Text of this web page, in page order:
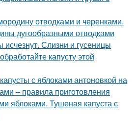
отводками и черенками.
дугообразными отводками
исчезнут. Слизни и гусеницы
капусту этой
с яблоками антоновкой на
– правила приготовления
яблоками. Тушеная капуста с